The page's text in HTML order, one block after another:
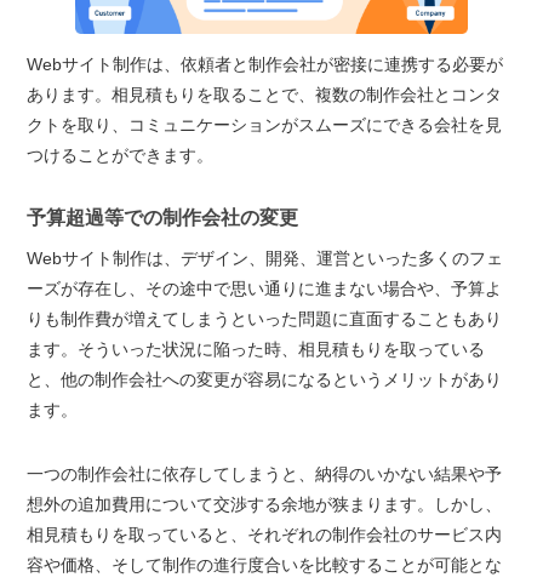
Webサイト制作は、依頼者と制作会社が密接に連携する必要が
あります。相見積もりを取ることで、複数の制作会社とコンタ
クトを取り、コミュニケーションがスムーズにできる会社を見
つけることができます。
予算超過等での制作会社の変更
Webサイト制作は、デザイン、開発、運営といった多くのフェ
ーズが存在し、その途中で思い通りに進まない場合や、予算よ
りも制作費が増えてしまうといった問題に直面することもあり
ます。そういった状況に陥った時、相見積もりを取っている
と、他の制作会社への変更が容易になるというメリットがあり
ます。
一つの制作会社に依存してしまうと、納得のいかない結果や予
想外の追加費用について交渉する余地が狭まります。しかし、
相見積もりを取っていると、それぞれの制作会社のサービス内
容や価格、そして制作の進行度合いを比較することが可能とな